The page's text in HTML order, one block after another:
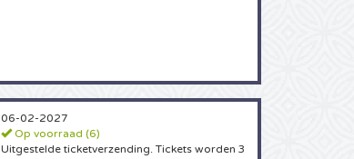
06-02-2027
Op voorraad (6)
Uitgestelde ticketverzending. Tickets worden 3